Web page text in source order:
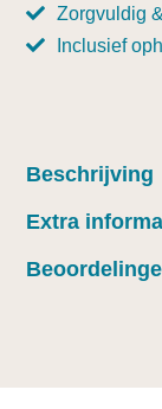
Zorgvuldig
Inclusief
Beschrijving
Extra